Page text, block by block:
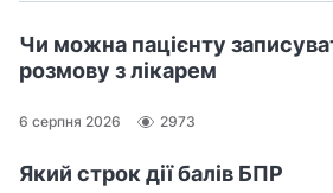
Чи можна пацієнту
розмову з лікарем
6 серпня 2026 2973
Який строк дії балів БПР